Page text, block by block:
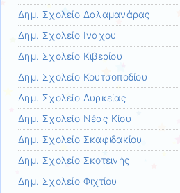
Δημ. Σχολείο Δαλαμανάρας
Δημ. Σχολείο Ινάχου
Δημ. Σχολείο Κιβερίου
Δημ. Σχολείο Κουτσοποδίου
Δημ. Σχολείο Λυρκείας
Δημ. Σχολείο Νέας Κίου
Δημ. Σχολείο Σκαφιδακίου
Δημ. Σχολείο Σκοτεινής
Δημ. Σχολείο Φιχτίου